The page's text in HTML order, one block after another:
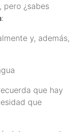
pero ¿sabes
:
y, además,
que hay
que